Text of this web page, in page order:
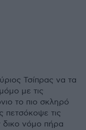
Τσίπρας να τα
με τις
το πιο σκληρό
πετσόκοψε τις
δικο νόμο πήρα